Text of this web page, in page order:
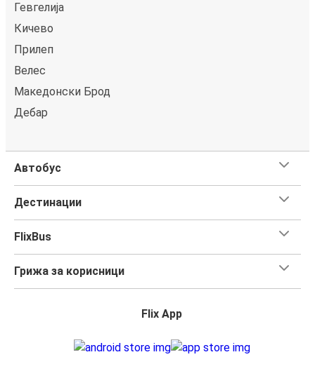
Гевгелија
Кичево
Прилеп
Велес
Македонски Брод
Дебар
Автобус
Дестинации
FlixBus
Грижа за корисници
Flix App